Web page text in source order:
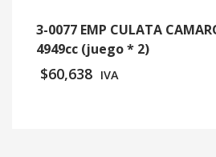
3-0077 EMP CULATA
4949cc (juego * 2)
$60,638 IVA